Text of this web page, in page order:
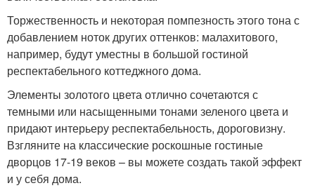
Торжественность и некоторая помпезность этого тона с
добавлением ноток других оттенков: малахитового,
например, будут уместны в большой гостиной
респектабельного коттеджного дома.
Элементы золотого цвета отлично сочетаются с
темными или насыщенными тонами зеленого цвета и
придают интерьеру респектабельность, дороговизну.
Взгляните на классические роскошные гостиные
дворцов 17-19 веков – вы можете создать такой эффект
и у себя дома.